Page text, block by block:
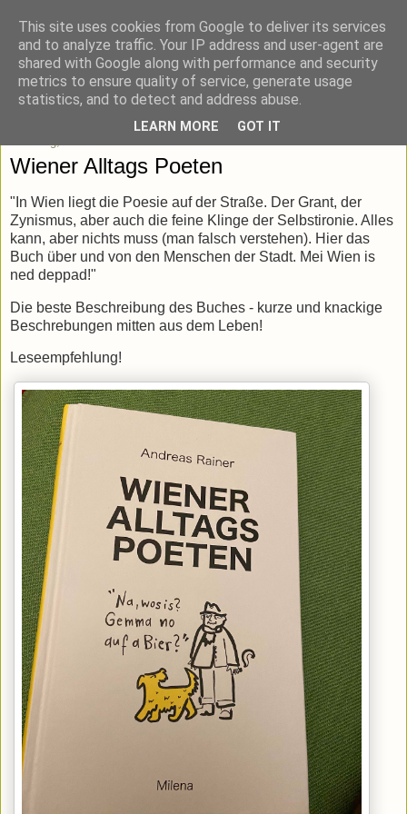
blick-punkt[e..]
Momentaufnahmen von unterwegs & daheim.
Wiener Alltags Poeten
"In Wien liegt die Poesie auf der Straße. Der Grant, der
Zynismus, aber auch die feine Klinge der Selbstironie. Alles
kann, aber nichts muss (man falsch verstehen). Hier das
Buch über und von den Menschen der Stadt. Mei Wien is
ned deppad!"
Die beste Beschreibung des Buches - kurze und knackige
Beschrebungen mitten aus dem Leben!
Leseempfehlung!
This site uses cookies from Google to deliver its services
and to analyze traffic. Your IP address and user-agent are
shared with Google along with performance and security
metrics to ensure quality of service, generate usage
statistics, and to detect and address abuse.
LEARN MORE GOT IT